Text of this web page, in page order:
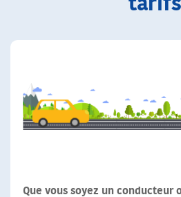
tarifs
Que vous soyez un conducteur